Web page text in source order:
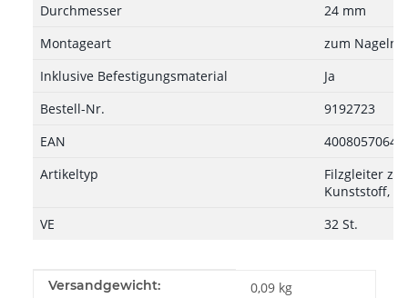
Durchmesser
24 mm
Montageart
zum Nageln
Inklusive Befestigungsmaterial
Ja
Bestell-Nr.
9192723
EAN
Artikeltyp
Filzgleiter
Kunststoff,
VE
32 St.
Produkteigenschaft
Wert
Versandgewicht: 0,09 kg